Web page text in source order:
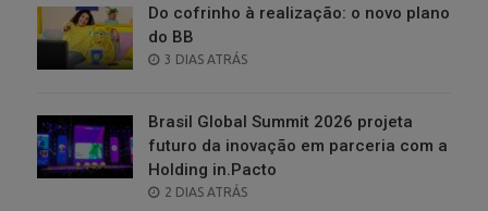
Do cofrinho à realização: o novo plano
do BB
POSTED
3 DIAS ATRÁS
Brasil Global Summit 2026 projeta
futuro da inovação em parceria com a
Holding in.Pacto
POSTED
2 DIAS ATRÁS